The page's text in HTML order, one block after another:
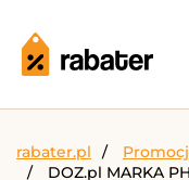
rabater.pl
DOZ.pl MARKA